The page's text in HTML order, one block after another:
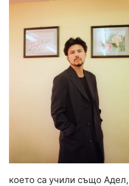
което са учили също